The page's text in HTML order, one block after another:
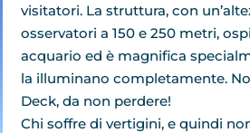
visitatori. La struttura, con
osservatori a 150 e 250 metri,
acquario ed è magnifica
la illuminano completamente.
Deck, da non perdere!
Chi soffre di vertigini, e quindi